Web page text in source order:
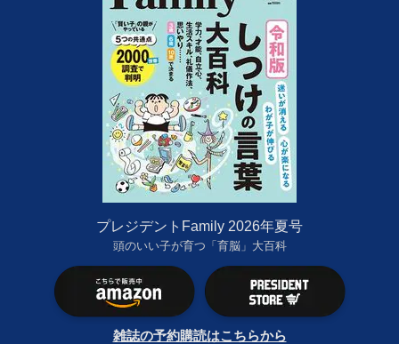
プレジデントFamily 2026年夏号
頭のいい子が育つ「育脳」大百科
雑誌の予約購読はこちらから